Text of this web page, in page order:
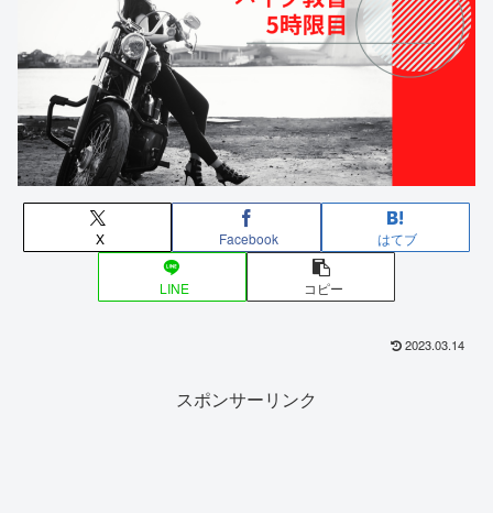
X Facebook はてブ
LINE コピー
2023.03.14
スポンサーリンク